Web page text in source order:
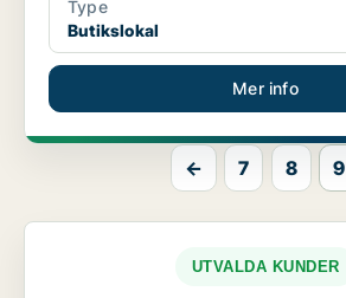
Type
Butikslokal
Mer info
← 7 8 9
UTVALDA KUNDER